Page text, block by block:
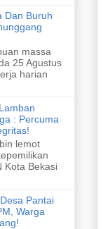
Dan Buruh
massa
25 Agustus
harian
: Percuma
lemot
Kota Bekasi
Pantai
Warga